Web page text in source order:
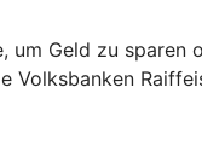
Geld zu sparen